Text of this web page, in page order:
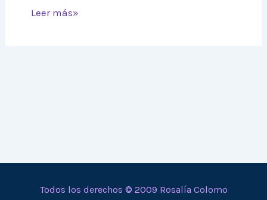
Leer más»
Todos los derechos © 2009 Rosalía Colomo